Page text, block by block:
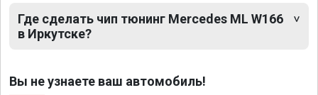
Где сделать чип тюнинг Mercedes ML W166
в Иркутске?
Вы не узнаете ваш автомобиль!